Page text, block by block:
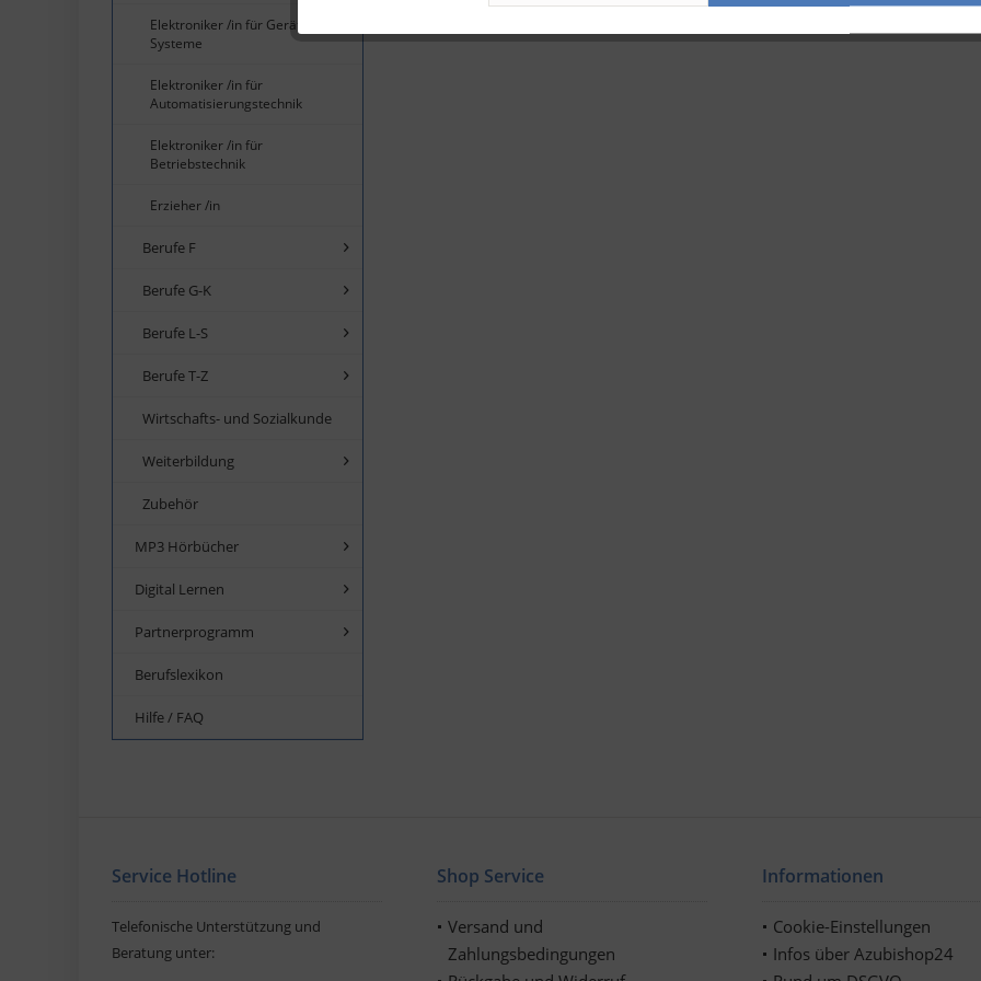
Elektroniker /in für Geräte und
Systeme
Elektroniker /in für
Automatisierungstechnik
Elektroniker /in für
Betriebstechnik
Erzieher /in
Berufe F
Berufe G-K
Berufe L-S
Berufe T-Z
Wirtschafts- und Sozialkunde
Weiterbildung
Zubehör
MP3 Hörbücher
Digital Lernen
Partnerprogramm
Berufslexikon
Hilfe / FAQ
Service Hotline
Telefonische Unterstützung und
Beratung unter:
Shop Service
Versand und
Zahlungsbedingungen
Informationen
Cookie-Einstellungen
Infos über Azubishop24